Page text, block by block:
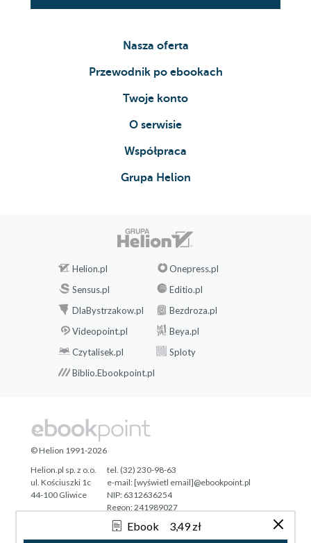
Ebook 3,49 zł
Nasza oferta
Przewodnik po ebookach
Twoje konto
O serwisie
Współpraca
Grupa Helion
Helion.pl
Onepress.pl
Sensus.pl
Editio.pl
DlaBystrzakow.pl
Bezdroza.pl
Videopoint.pl
Beya.pl
Czytalisek.pl
Sploty
Biblio.Ebookpoint.pl
Tonik.pl
© Helion 1991-2026
Helion.pl sp. z o.o.
ul. Kościuszki 1c
44-100 Gliwice
tel. (32) 230-98-63
e-mail:[wyświetl email]@ebookpoint.pl
NIP: 6312636254
Regon: 241989027